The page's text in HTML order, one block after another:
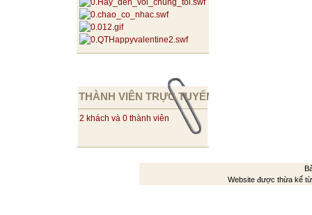
THÀNH VIÊN TRỰC TUYẾN
2 khách và 0 thành viên
Website được thừa kế